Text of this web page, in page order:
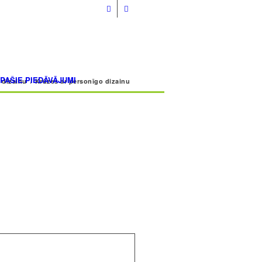
PIEDĀVĀJUMI
dizainu / Krūzes ar personīgo dizainu